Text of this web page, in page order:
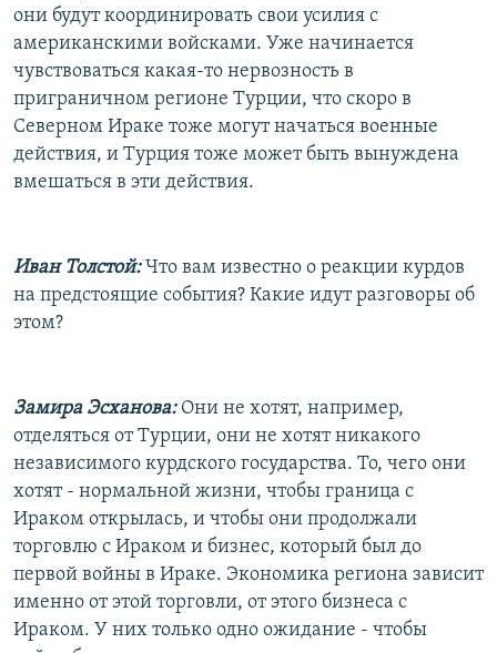
они будут координировать свои усилия с
американскими войсками. Уже начинается
чувствоваться какая-то нервозность в
приграничном регионе Турции, что скоро в
Северном Ираке тоже могут начаться военные
действия, и Турция тоже может быть вынуждена
вмешаться в эти действия.
Иван Толстой:Что вам известно о реакции курдов
на предстоящие события? Какие идут разговоры об
этом?
Замира Эсханова:Они не хотят, например,
отделяться от Турции, они не хотят никакого
независимого курдского государства. То, чего они
хотят - нормальной жизни, чтобы граница с
Ираком открылась, и чтобы они продолжали
торговлю с Ираком и бизнес, который был до
первой войны в Ираке. Экономика региона зависит
именно от этой торговли, от этого бизнеса с
Ираком. У них только одно ожидание - чтобы